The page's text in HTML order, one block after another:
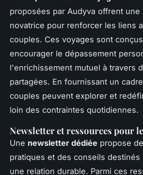
proposées par Audyva offrent une
novatrice pour renforcer les liens
couples. Ces voyages sont
encourager le dépassement
l'enrichissement mutuel à travers
partagées. En fournissant un
couples peuvent explorer et
loin des contraintes quotidiennes.
Newsletter et ressources pour
Une newsletter dédiée propose
pratiques et des conseils destinés
une relation durable. Parmi ces